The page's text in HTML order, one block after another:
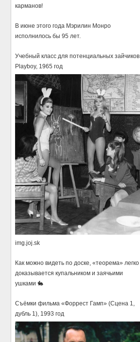
карманов!
В июне этого года Мэрилин Монро
исполнилось бы 95 лет.
Учебный класс для потенциальных зайчиков
Playboy, 1965 год
img.joj.sk
Как можно видеть по доске, «теорема» легко
доказывается купальником и заячьими
ушками 🐇
Съёмки фильма «Форрест Гамп» (Сцена 1,
дубль 1), 1993 год